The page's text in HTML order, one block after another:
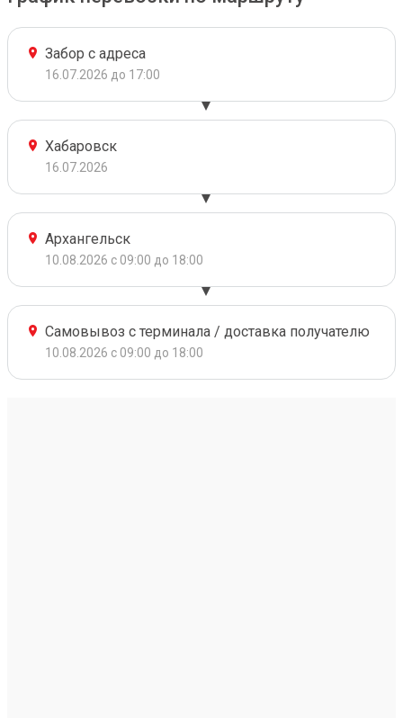
Забор с адреса
16.07.2026 до 17:00
Хабаровск
16.07.2026
Архангельск
10.08.2026 с 09:00 до 18:00
Самовывоз с терминала / доставка получателю
10.08.2026 с 09:00 до 18:00